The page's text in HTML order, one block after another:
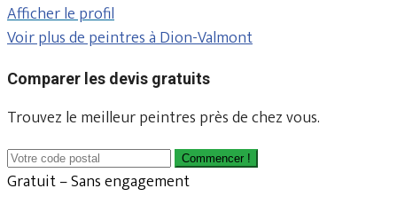
Afficher le profil
Voir plus de peintres à Dion-Valmont
Comparer les devis gratuits
Trouvez le meilleur peintres près de chez vous.
Commencer !
Gratuit – Sans engagement